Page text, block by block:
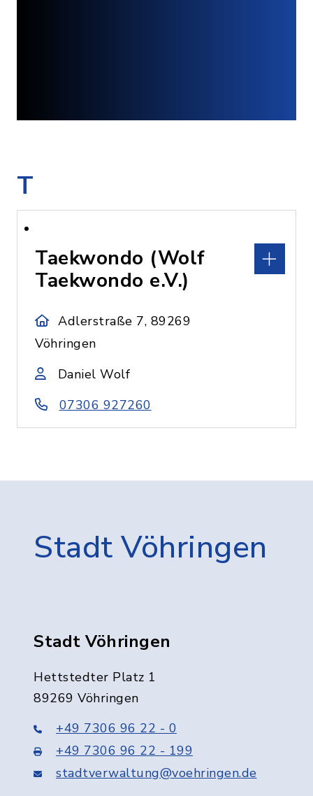
T
Taekwondo (Wolf
Taekwondo e.V.)
Adlerstraße 7, 89269
Vöhringen
Daniel Wolf
07306 927260
Stadt Vöhringen
Stadt Vöhringen
Hettstedter Platz 1
89269 Vöhringen
+49 7306 96 22 - 0
+49 7306 96 22 - 199
stadtverwaltung@voehringen.de